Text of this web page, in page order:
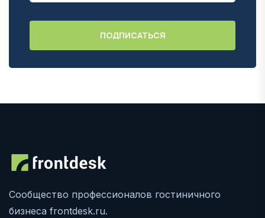
Сообщество профессионалов гостиничного
бизнеса frontdesk.ru.